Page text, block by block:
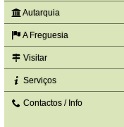
Autarquia
A Freguesia
Visitar
Serviços
Contactos / Info